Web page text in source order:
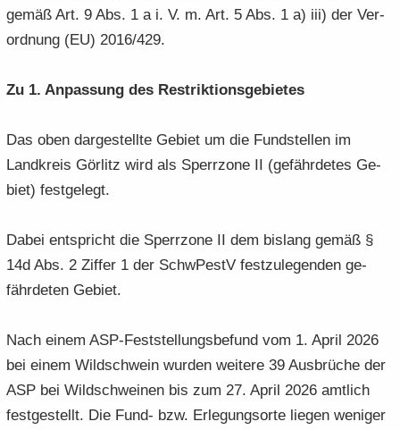
gemäß Art. 9 Abs. 1 a i. V. m. Art. 5 Abs. 1 a) iii) der Ver­
ord­nung (EU) 2016/429.
Zu 1. An­pas­sung des Re­strik­ti­ons­ge­bie­tes
Das oben dar­ge­stell­te Ge­biet um die Fund­stel­len im
Land­kreis Gör­litz wird als Sperr­zo­ne II (ge­fähr­de­tes Ge­
biet) fest­ge­legt.
Dabei ent­spricht die Sperr­zo­ne II dem bis­lang gemäß §
14d Abs. 2 Zif­fer 1 der SchwPestV fest­zu­le­gen­den ge­
fähr­de­ten Ge­biet.
Nach einem ASP-​Feststellungsbefund vom 1. April 2026
bei einem Wild­schwein wur­den wei­te­re 39 Aus­brü­che der
ASP bei Wild­schwei­nen bis zum 27. April 2026 amt­lich
fest­ge­stellt. Die Fund- bzw. Er­le­gungs­or­te lie­gen we­ni­ger